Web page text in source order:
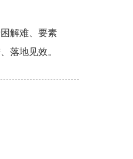
解难、要素
落地见效。